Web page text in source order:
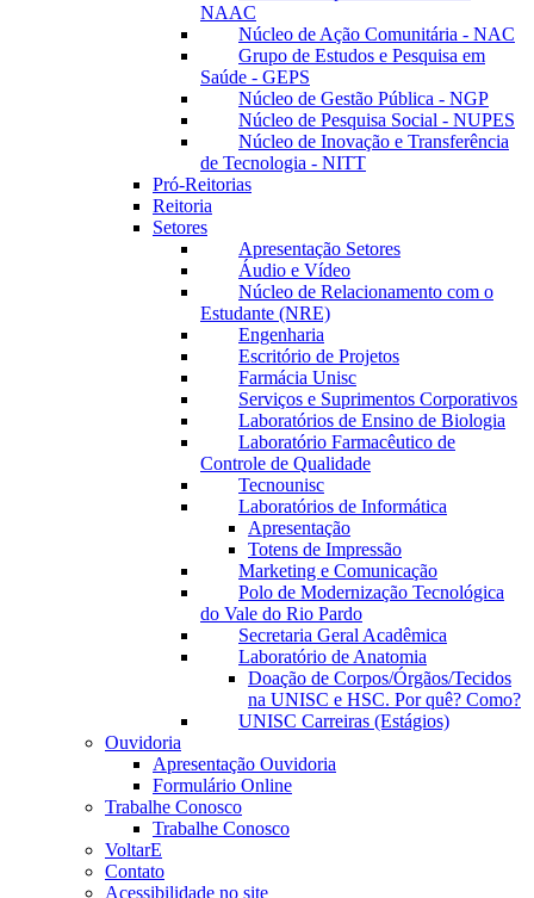
NAAC
Núcleo de Ação Comunitária - NAC
Grupo de Estudos e Pesquisa em
Saúde - GEPS
Núcleo de Gestão Pública - NGP
Núcleo de Pesquisa Social - NUPES
Núcleo de Inovação e Transferência
de Tecnologia - NITT
Pró-Reitorias
Reitoria
Setores
Apresentação Setores
Áudio e Vídeo
Núcleo de Relacionamento com o
Estudante (NRE)
Engenharia
Escritório de Projetos
Farmácia Unisc
Serviços e Suprimentos Corporativos
Laboratórios de Ensino de Biologia
Laboratório Farmacêutico de
Controle de Qualidade
Tecnounisc
Laboratórios de Informática
Apresentação
Totens de Impressão
Marketing e Comunicação
Polo de Modernização Tecnológica
do Vale do Rio Pardo
Secretaria Geral Acadêmica
Laboratório de Anatomia
Doação de Corpos/Órgãos/Tecidos
na UNISC e HSC. Por quê? Como?
UNISC Carreiras (Estágios)
Ouvidoria
Apresentação Ouvidoria
Formulário Online
Trabalhe Conosco
Trabalhe Conosco
VoltarE
Contato
Acessibilidade no site